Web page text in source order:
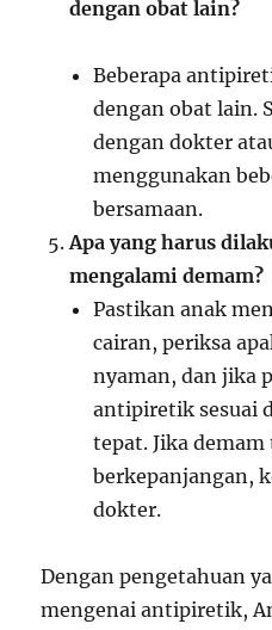
dengan obat lain?
Beberapa
dengan obat lain.
dengan dokter
menggunakan
bersamaan.
Apa yang harus
mengalami demam?
Pastikan anak
cairan, periksa
nyaman, dan jika
antipiretik sesuai
tepat. Jika
berkepanjangan,
dokter.
Dengan pengetahuan
mengenai antipiretik,